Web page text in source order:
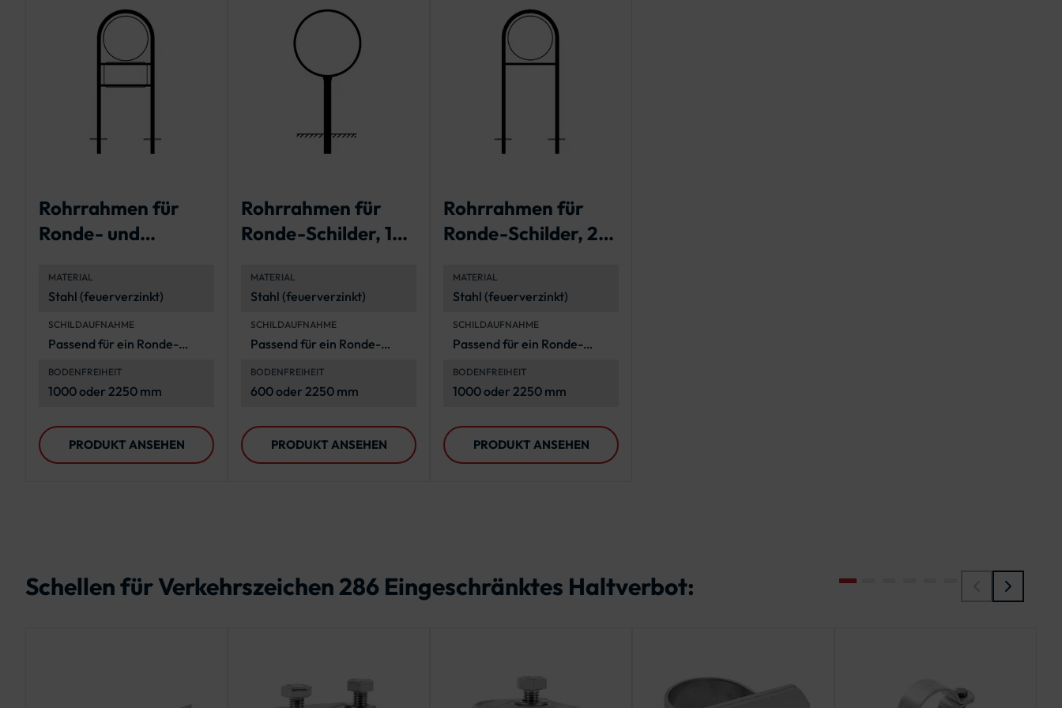
Rohrrahmen für
Ronde- und
2 Standrohre
MATERIAL
Stahl (feuerverzinkt)
SCHILDAUFNAHME
Passend für ein Ronde-
BODENFREIHEIT
1000 oder 2250 mm
PRODUKT ANSEHEN
Rohrrahmen für
Ronde-Schilder, 1
MATERIAL
Stahl (feuerverzinkt)
SCHILDAUFNAHME
Passend für ein Ronde-
BODENFREIHEIT
600 oder 2250 mm
PRODUKT ANSEHEN
Rohrrahmen für
Ronde-Schilder, 2
MATERIAL
Stahl (feuerverzinkt)
SCHILDAUFNAHME
Passend für ein Ronde-
BODENFREIHEIT
1000 oder 2250 mm
PRODUKT ANSEHEN
Schellen für Verkehrszeichen 286 Eingeschränktes Haltverbot: